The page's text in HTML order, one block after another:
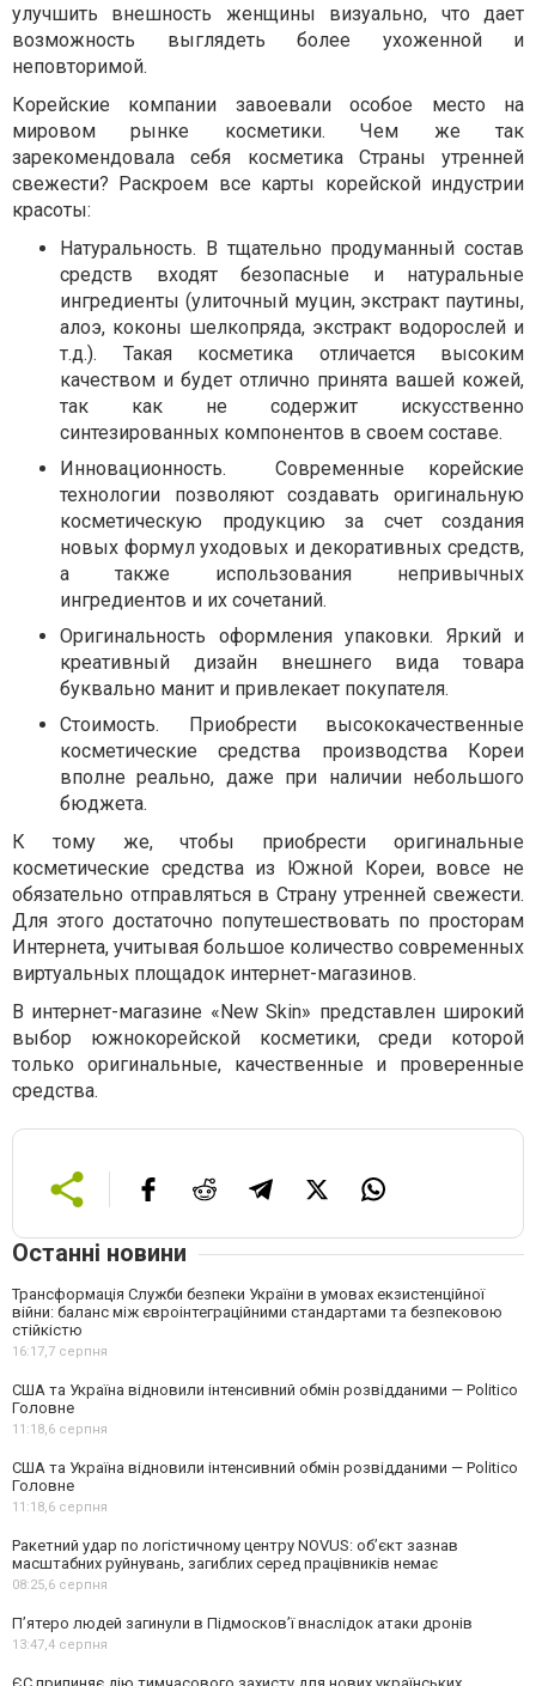
улучшить внешность женщины визуально, что дает
возможность выглядеть более ухоженной и
неповторимой.
Корейские компании завоевали особое место на
мировом рынке косметики. Чем же так
зарекомендовала себя косметика Страны утренней
свежести? Раскроем все карты корейской индустрии
красоты:
Натуральность. В тщательно продуманный состав
средств входят безопасные и натуральные
ингредиенты (улиточный муцин, экстракт паутины,
алоэ, коконы шелкопряда, экстракт водорослей и
т.д.). Такая косметика отличается высоким
качеством и будет отлично принята вашей кожей,
так как не содержит искусственно
синтезированных компонентов в своем составе.
Инновационность. Современные корейские
технологии позволяют создавать оригинальную
косметическую продукцию за счет создания
новых формул уходовых и декоративных средств,
а также использования непривычных
ингредиентов и их сочетаний.
Оригинальность оформления упаковки. Яркий и
креативный дизайн внешнего вида товара
буквально манит и привлекает покупателя.
Стоимость. Приобрести высококачественные
косметические средства производства Кореи
вполне реально, даже при наличии небольшого
бюджета.
К тому же, чтобы приобрести оригинальные
косметические средства из Южной Кореи, вовсе не
обязательно отправляться в Страну утренней свежести.
Для этого достаточно попутешествовать по просторам
Интернета, учитывая большое количество современных
виртуальных площадок интернет-магазинов.
В интернет-магазине «New Skin» представлен широкий
выбор южнокорейской косметики, среди которой
только оригинальные, качественные и проверенные
средства.
Останні новини
Трансформація Служби безпеки України в умовах екзистенційної
війни: баланс між євроінтеграційними стандартами та безпековою
стійкістю
16:17,7 серпня
США та Україна відновили інтенсивний обмін розвідданими — Politico
Головне
11:18,6 серпня
США та Україна відновили інтенсивний обмін розвідданими — Politico
Головне
11:18,6 серпня
Ракетний удар по логістичному центру NOVUS: об’єкт зазнав
масштабних руйнувань, загиблих серед працівників немає
08:25,6 серпня
П’ятеро людей загинули в Підмосков’ї внаслідок атаки дронів
13:47,4 серпня